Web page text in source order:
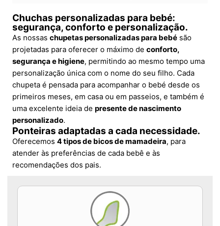
Chuchas personalizadas para bebé:
segurança, conforto e personalização.
As nossas chupetas personalizadas para bebé são
projetadas para oferecer o máximo de conforto,
segurança e higiene, permitindo ao mesmo tempo uma
personalização única com o nome do seu filho. Cada
chupeta é pensada para acompanhar o bebé desde os
primeiros meses, em casa ou em passeios, e também é
uma excelente ideia de presente de nascimento
personalizado.
Ponteiras adaptadas a cada necessidade.
Oferecemos 4 tipos de bicos de mamadeira, para
atender às preferências de cada bebê e às
recomendações dos pais.